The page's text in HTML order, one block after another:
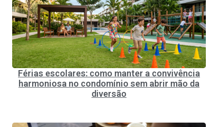
Férias escolares: como manter a convivência
harmoniosa no condomínio sem abrir mão da
diversão